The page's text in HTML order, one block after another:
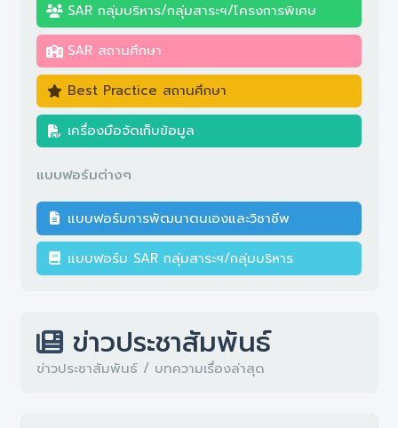
SAR กลุ่มบริหาร/กลุ่มสาระฯ/โครงการพิเศษ
SAR สถานศึกษา
Best Practice สถานศึกษา
เครื่องมือจัดเก็บข้อมูล
แบบฟอร์มต่างๆ
แบบฟอร์มการพัฒนาตนเองและวิชาชีพ
แบบฟอร์ม SAR กลุ่มสาระฯ/กลุ่มบริหาร
ข่าวประชาสัมพันธ์
ข่าวประชาสัมพันธ์ / บทความเรื่องล่าสุด